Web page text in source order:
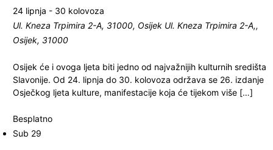
24 lipnja - 30 kolovoza
Ul. Kneza Trpimira 2-A, 31000, Osijek Ul. Kneza Trpimira 2-A,,
Osijek, 31000
Osijek će i ovoga ljeta biti jedno od najvažnijih kulturnih središta
Slavonije. Od 24. lipnja do 30. kolovoza održava se 26. izdanje
Osječkog ljeta kulture, manifestacije koja će tijekom više […]
Besplatno
Sub 29